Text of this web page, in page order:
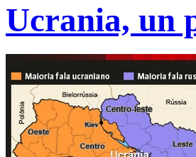
Ucrania, un